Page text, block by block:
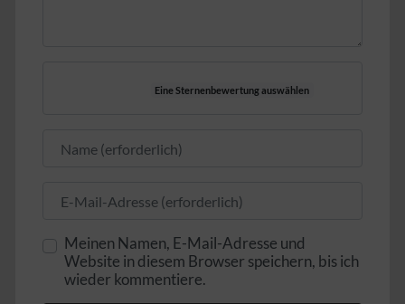
Eine Sternenbewertung auswählen
Meinen Namen, E-Mail-Adresse und
Website in diesem Browser speichern, bis ich
wieder kommentiere.